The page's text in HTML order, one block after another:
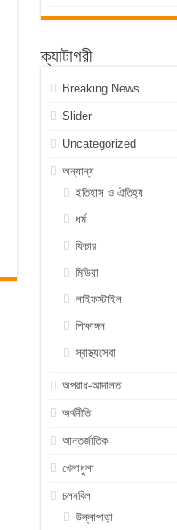
ক্যাটাগরী
Breaking News
Slider
Uncategorized
অন্যান্য
ইতিহাস ও ঐতিহ্য
ধর্ম
ফিচার
মিডিয়া
লাইফস্টাইল
শিক্ষাঙ্গন
স্বাস্থ্যসেবা
অপরাধ-আদালত
অর্থনীতি
আন্তর্জাতিক
খেলাধুলা
চলনবিল
উল্লাপাড়া